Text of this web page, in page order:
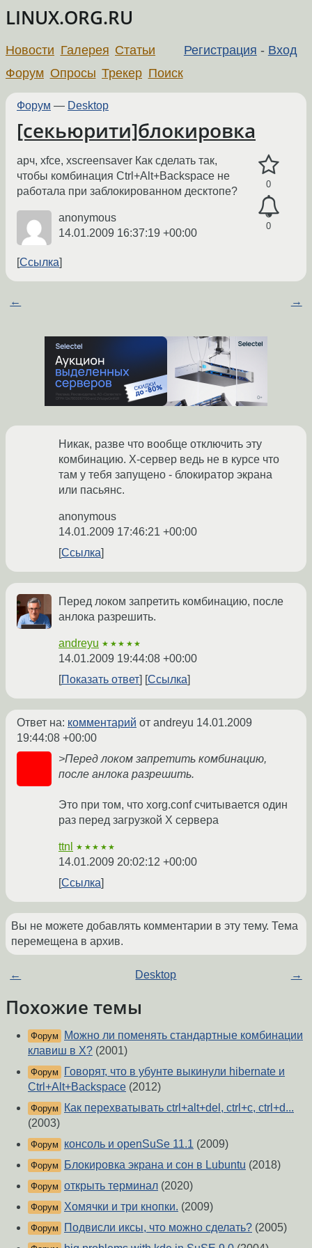
LINUX.ORG.RU
Регистрация - Вход
Новости Галерея Статьи
Форум Опросы Трекер Поиск
Форум — Desktop
[секьюрити]блокировка
0
0
арч, xfce, xscreensaver Как сделать так,
чтобы комбинация Ctrl+Alt+Backspace не
работала при заблокированном десктопе?
anonymous
14.01.2009 16:37:19 +00:00
Ссылка
← →
Никак, разве что вообще отключить эту
комбинацию. X-сервер ведь не в курсе что
там у тебя запущено - блокиратор экрана
или пасьянс.
anonymous
14.01.2009 17:46:21 +00:00
Ссылка
Перед локом запретить комбинацию, после
анлока разрешить.
andreyu ★★★★★
14.01.2009 19:44:08 +00:00
Показать ответ
Ссылка
Ответ на: комментарий от andreyu 14.01.2009
19:44:08 +00:00
>Перед локом запретить комбинацию,
после анлока разрешить.
Это при том, что xorg.conf считывается один
раз перед загрузкой X сервера
ttnl ★★★★★
14.01.2009 20:02:12 +00:00
Ссылка
Вы не можете добавлять комментарии в эту тему. Тема
перемещена в архив.
← Desktop →
Похожие темы
Форум
Можно ли поменять стандартные комбинации
клавиш в Х? (2001)
Форум
Говорят, что в убунте выкинули hibernate и
Ctrl+Alt+Backspace (2012)
Форум
Как перехватывать ctrl+alt+del, ctrl+c, ctrl+d...
(2003)
Форум консоль и openSuSe 11.1 (2009)
Форум Блокировка экрана и сон в Lubuntu (2018)
Форум открыть терминал (2020)
Форум Хомячки и три кнопки. (2009)
Форум Подвисли иксы, что можно сделать? (2005)